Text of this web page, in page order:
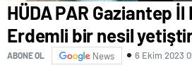
HÜDA PAR Gaziantep İl
Erdemli bir nesil
ABONE OL News 6 Ekim 2023